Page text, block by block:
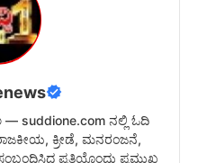
— suddione.com ನಲ್ಲಿ ಓದಿ
ಕ್ರೀಡೆ, ಮನರಂಜನೆ,
ಸಂಬಂಧಿಸಿದ ಪ್ರತಿಯೊಂದು ಪ್ರಮುಖ